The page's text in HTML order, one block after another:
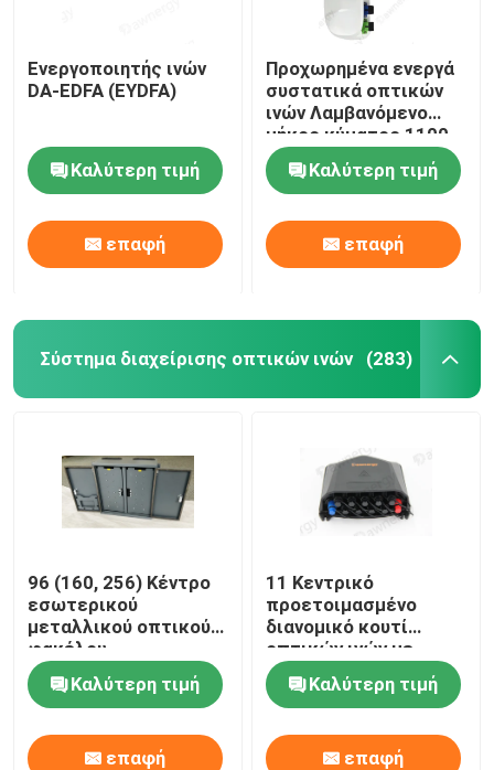
Ενεργοποιητής ινών
DA-EDFA (EYDFA)
Καλύτερη τιμή
επαφή
Προχωρημένα ενεργά
συστατικά οπτικών
ινών Λαμβανόμενο
μήκος κύματος 1100-
1600nm 1550nm
CTB≥65dB Μέσα στην
ζώνη επίπεδα ±1dB
47-1006 MHz
Καλύτερη τιμή
επαφή
Σύστημα διαχείρισης οπτικών ινών (283)
96 (160, 256) Κέντρο
εσωτερικού
μεταλλικού οπτικού
φακέλου
Καλύτερη τιμή
επαφή
11 Κεντρικό
προετοιμασμένο
διανομικό κουτί
οπτικών ινών με
προσαρμογέα τύπου
DawnergyΚαλύτερη τιμή
επαφή